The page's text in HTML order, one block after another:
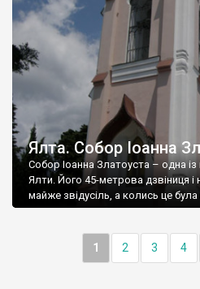
Ялта. Собор Іоанна
Собор Іоанна Златоуста – одна
Ялти. Його 45-метрова дзвіниця і
майже звідусіль, а колись це
1 2 3 4